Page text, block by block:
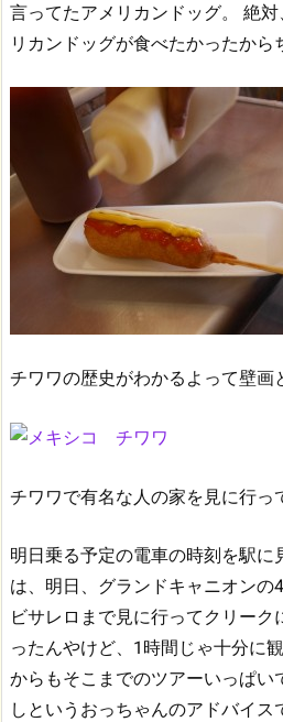
言ってたアメリカンドッグ。
絶対
リカンドッグが食べたかったから
チワワの歴史がわかるよって壁画
チワワで有名な人の家を見に行っ
明日乗る予定の電車の時刻を駅に
は、明日、グランドキャニオンの
ビサレロまで見に行ってクリー
ったんやけど、1時間じゃ十分に
からもそこまでのツアーいっぱい
しというおっちゃんのアドバイ